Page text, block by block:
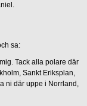
sa:
Tack alla polare där
Sankt Eriksplan,
ni där uppe i Norrland,